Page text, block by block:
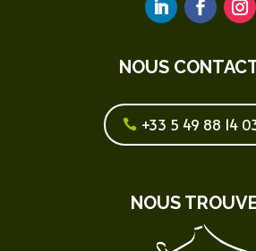
NOUS
+33 5 49 88 14
NOUS